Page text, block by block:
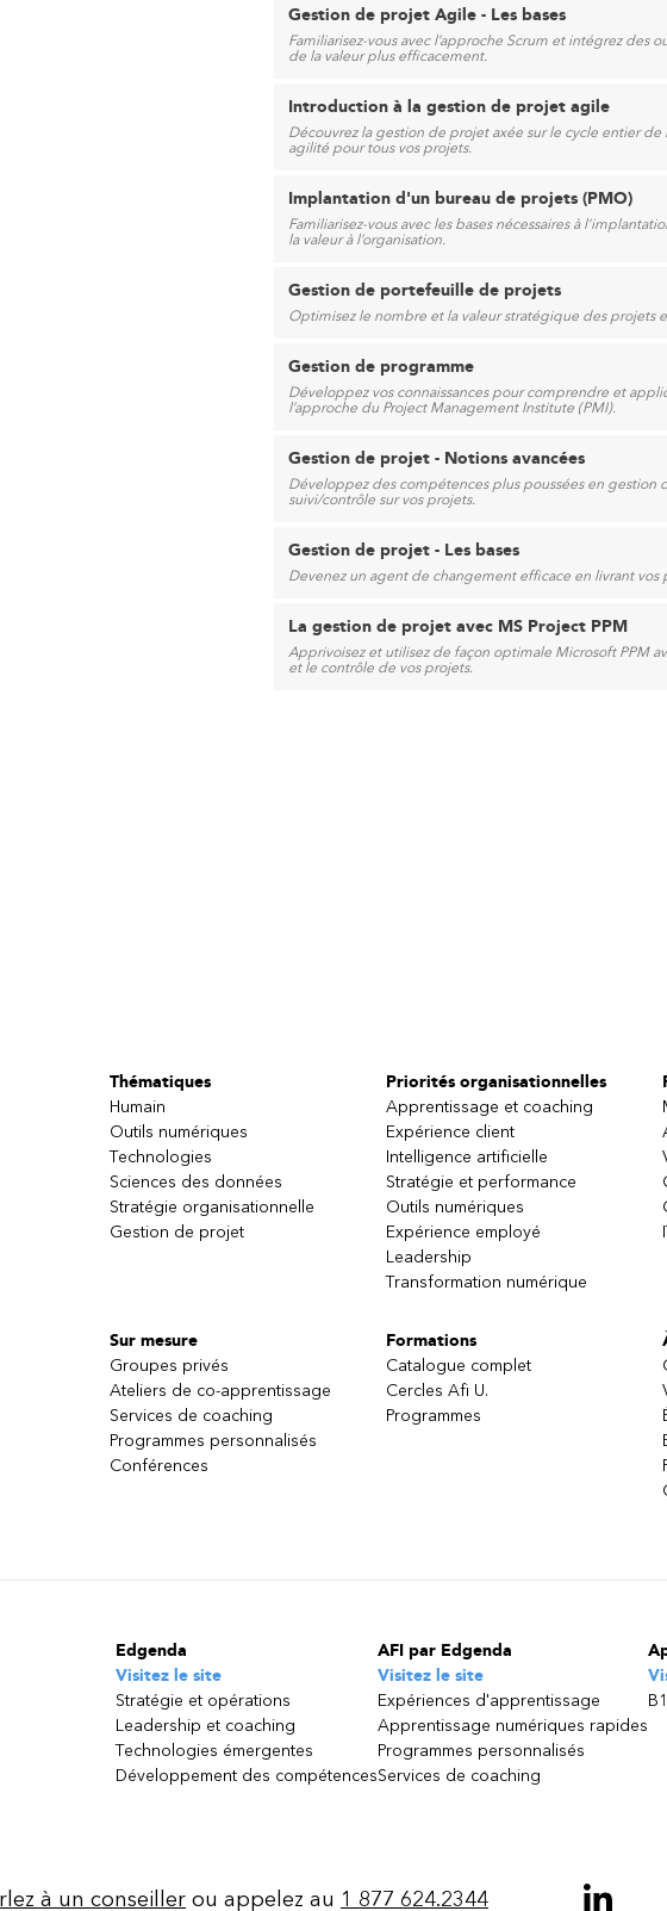
Gestion de projet Agile - Les bases
Familiarisez-vous avec l’approche Scrum et intégrez
de la valeur plus efficacement.
Introduction à la gestion de projet agile
Découvrez la gestion de projet axée sur le cycle entier
agilité pour tous vos projets.
Implantation d'un bureau de projets (PMO)
Familiarisez-vous avec les bases nécessaires à
la valeur à l’organisation.
Gestion de portefeuille de projets
Optimisez le nombre et la valeur stratégique des projets
Gestion de programme
Développez vos connaissances pour comprendre et
l’approche du Project Management Institute (PMI).
Gestion de projet - Notions avancées
Développez des compétences plus poussées en
suivi/contrôle sur vos projets.
Gestion de projet - Les bases
Devenez un agent de changement efficace en livrant
La gestion de projet avec MS Project PPM
Apprivoisez et utilisez de façon optimale Microsoft PPM
et le contrôle de vos projets.
Thématiques
Humain
Outils numériques
Technologies
Sciences des données
Stratégie organisationnelle
Gestion de projet
Priorités organisationnelles
Apprentissage et coaching
Expérience client
Intelligence artificielle
Stratégie et performance
Outils numériques
Expérience employé
Leadership
Transformation numérique
Sur mesure
Groupes privés
Ateliers de co-apprentissage
Services de coaching
Programmes personnalisés
Conférences
Formations
Catalogue complet
Cercles Afi U.
Programmes
Edgenda
Visitez le site
Stratégie et opérations
Leadership et coaching
Technologies émergentes
Développement des compétences
AFI par Edgenda
Visitez le site
Expériences d'apprentissage
Apprentissage numériques rapides
Programmes personnalisés
Services de coaching
à un conseiller ou appelez au 1 877 624.2344